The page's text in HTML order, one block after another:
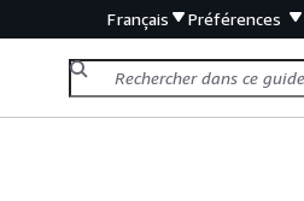
Français Préférences